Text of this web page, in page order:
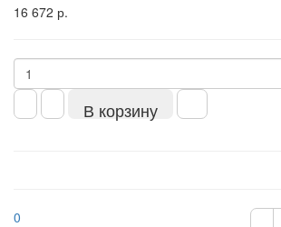
16 672 р.
В корзину
0